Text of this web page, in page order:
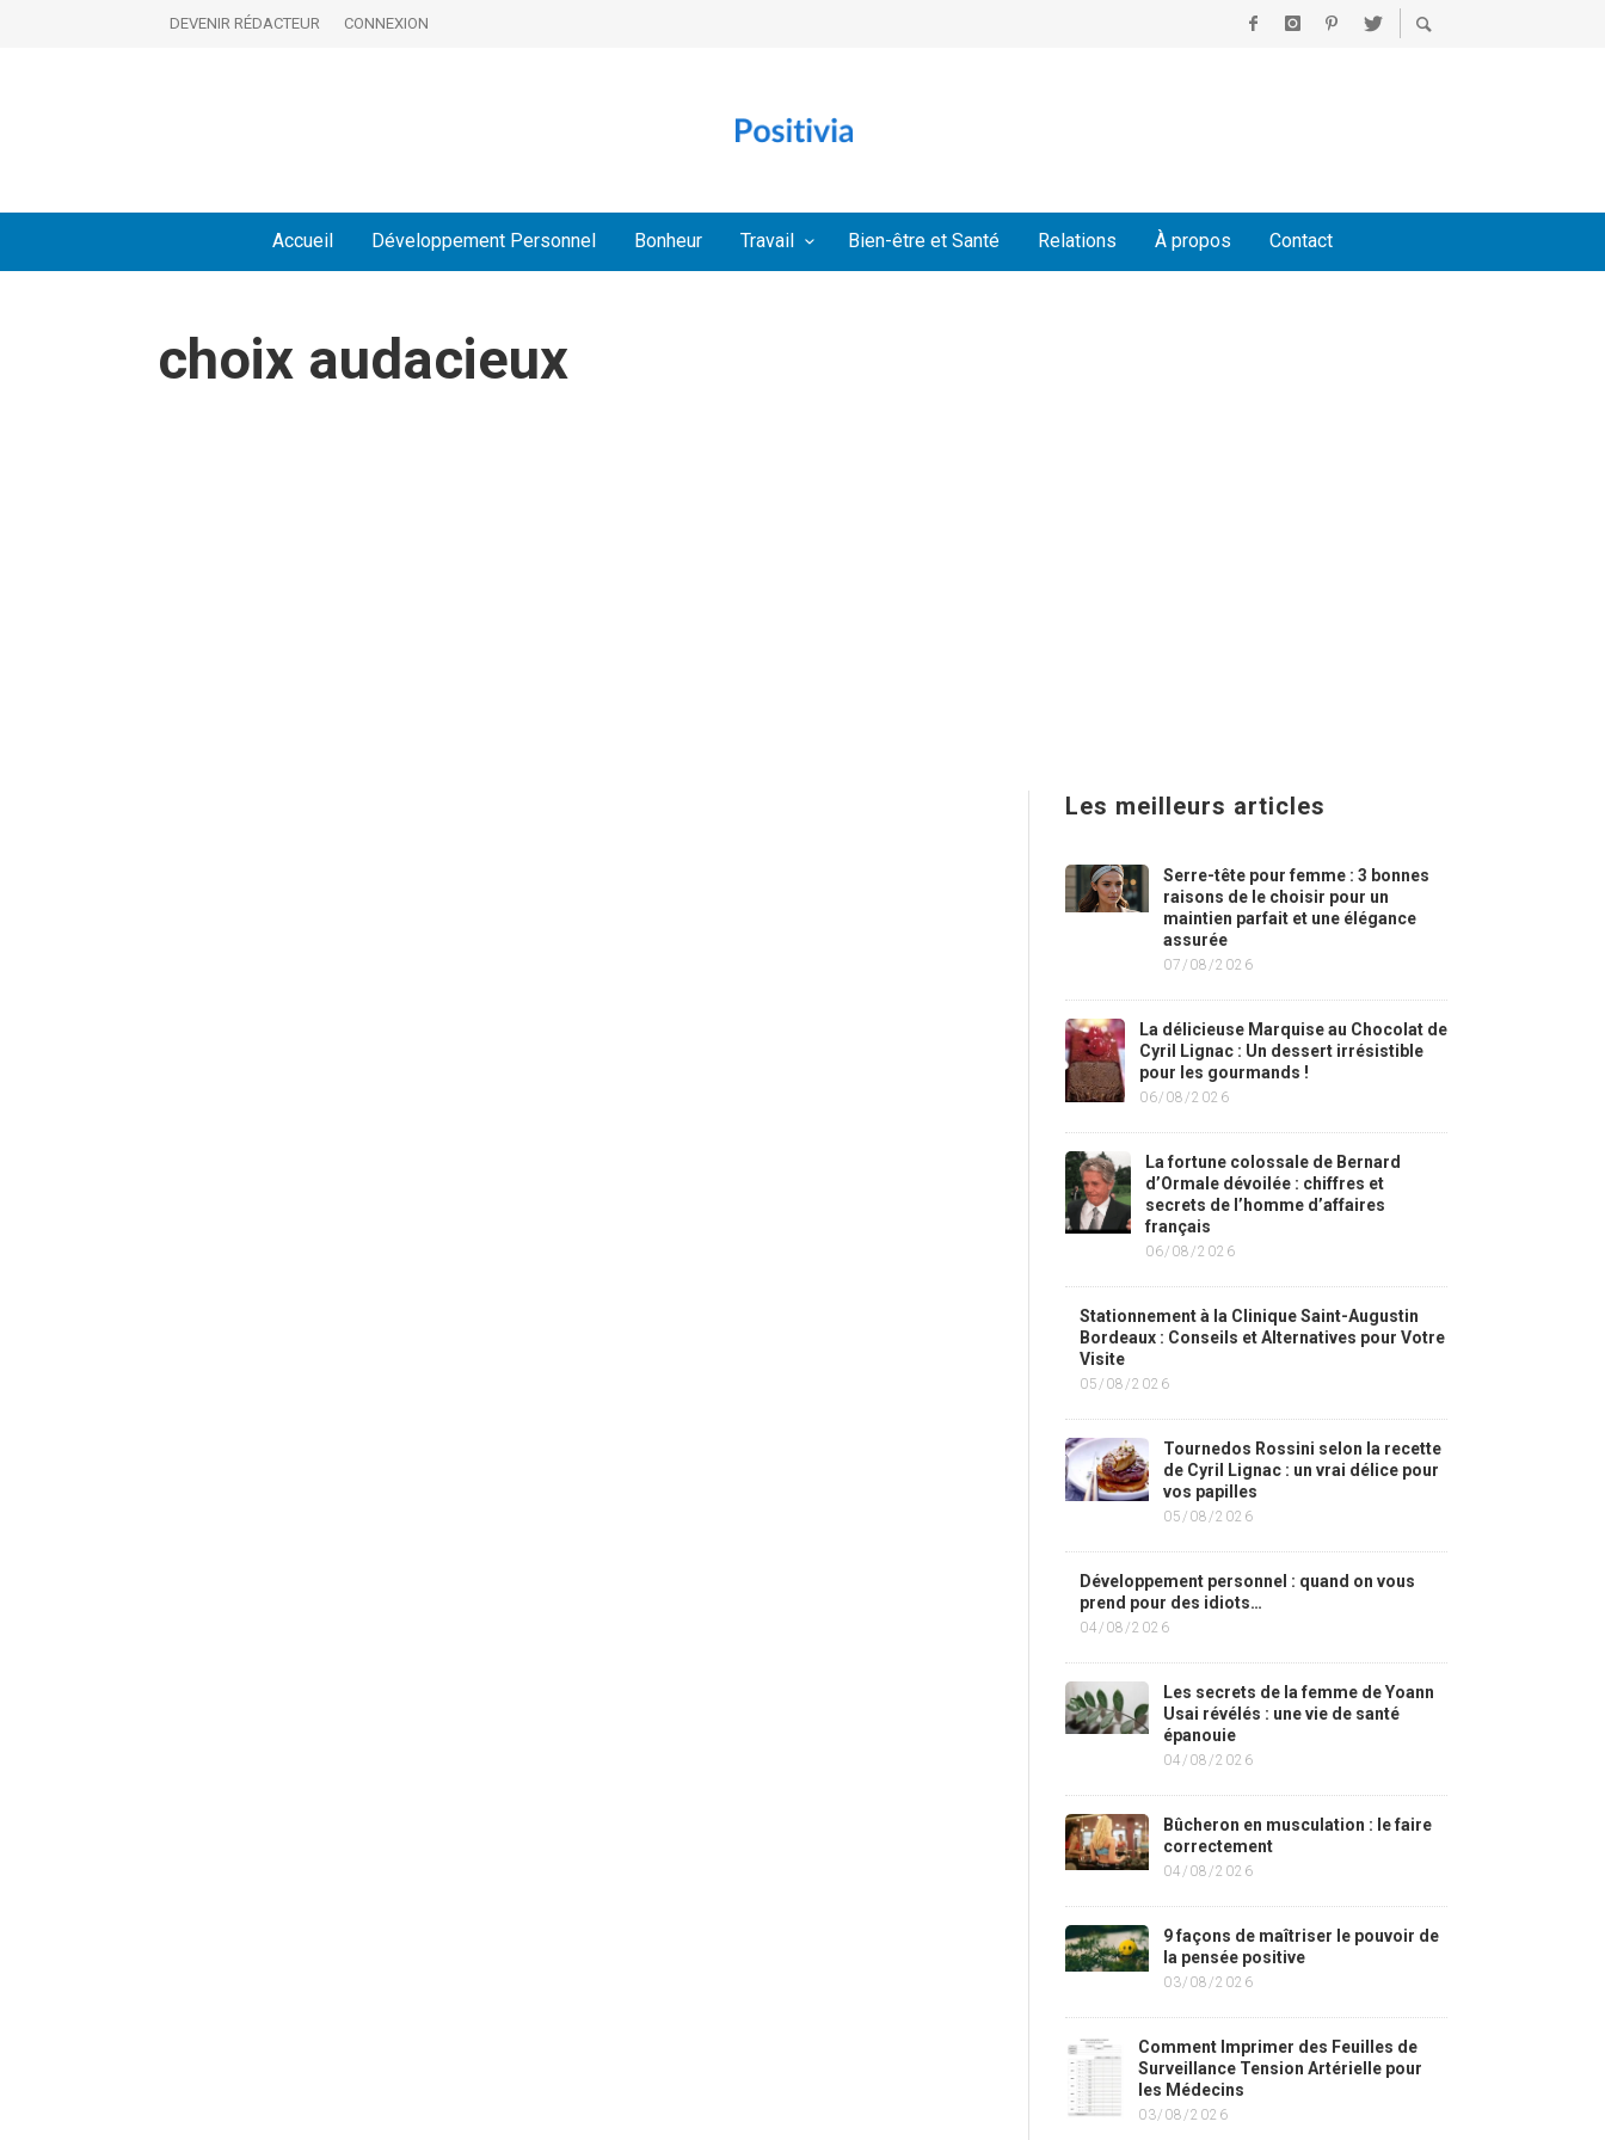
DEVENIR RÉDACTEUR CONNEXION
Accueil Développement Personnel Bonheur Travail Bien-être et Santé Relations À propos Contact
choix audacieux
Les meilleurs articles
Serre-tête pour femme : 3 bonnes
raisons de le choisir pour un
maintien parfait et une élégance
assurée
07/08/2026
La délicieuse Marquise au Chocolat de
Cyril Lignac : Un dessert irrésistible
pour les gourmands !
06/08/2026
La fortune colossale de Bernard
d’Ormale dévoilée : chiffres et
secrets de l’homme d’affaires
français
06/08/2026
Stationnement à la Clinique Saint-Augustin
Bordeaux : Conseils et Alternatives pour Votre
Visite
05/08/2026
Tournedos Rossini selon la recette
de Cyril Lignac : un vrai délice pour
vos papilles
05/08/2026
Développement personnel : quand on vous
prend pour des idiots…
04/08/2026
Les secrets de la femme de Yoann
Usai révélés : une vie de santé
épanouie
04/08/2026
Bûcheron en musculation : le faire
correctement
04/08/2026
9 façons de maîtriser le pouvoir de
la pensée positive
03/08/2026
Comment Imprimer des Feuilles de
Surveillance Tension Artérielle pour
les Médecins
03/08/2026